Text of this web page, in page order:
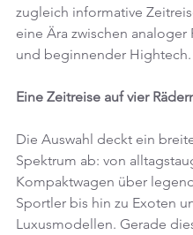
zugleich informative
eine Ära zwischen analoger
und beginnender Hightech.
Eine Zeitreise auf vier
Die Auswahl deckt ein
Spektrum ab: von
Kompaktwagen über
Sportler bis hin zu Exoten
Luxusmodellen. Gerade